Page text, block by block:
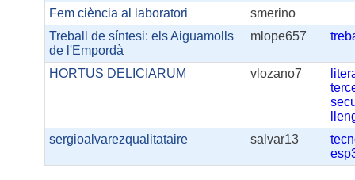
Fem ciència al laboratori
smerino
Treball de síntesi: els Aiguamolls
de l'Empordà
mlope657
HORTUS DELICIARUM vlozano7
sergioalvarezqualitataire
salvar13